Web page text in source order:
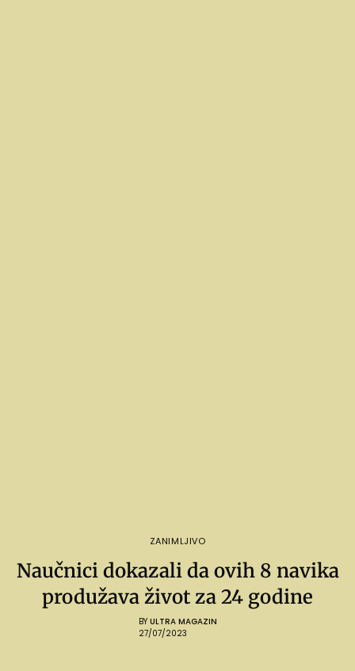
ZANIMLJIVO
Naučnici dokazali da ovih 8 navika
produžava život za 24 godine
BY ULTRA MAGAZIN
27/07/2023